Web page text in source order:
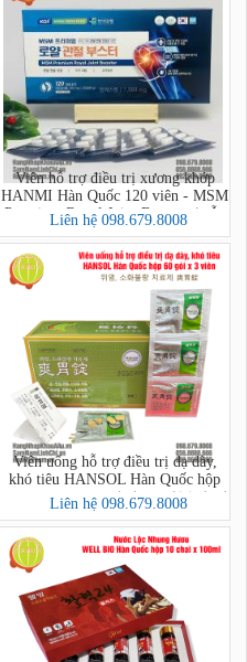
Viên hỗ trợ điều trị xương khớp
HANMI Hàn Quốc 120 viên - MSM
Premium Royal Joint Booster (mẫu
Liên hệ 098.679.8008
Viên uống hỗ trợ điều trị dạ dày,
khó tiêu HANSOL Hàn Quốc hộp
60 gói x 3 viên (위염, 소화불량 치
료제 爽胃錠)
Liên hệ 098.679.8008